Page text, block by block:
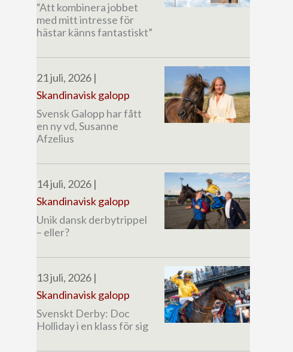
“Att kombinera jobbet
med mitt intresse för
hästar känns fantastiskt”
21 juli, 2026 |
Skandinavisk galopp
Svensk Galopp har fått
en ny vd, Susanne
Afzelius
14 juli, 2026 |
Skandinavisk galopp
Unik dansk derbytrippel
– eller?
13 juli, 2026 |
Skandinavisk galopp
Svenskt Derby: Doc
Holliday i en klass för sig